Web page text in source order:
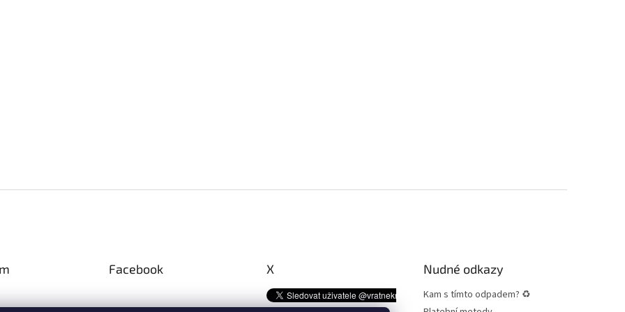
Facebook X Nudné odkazy
Kam s tímto odpadem? ♻